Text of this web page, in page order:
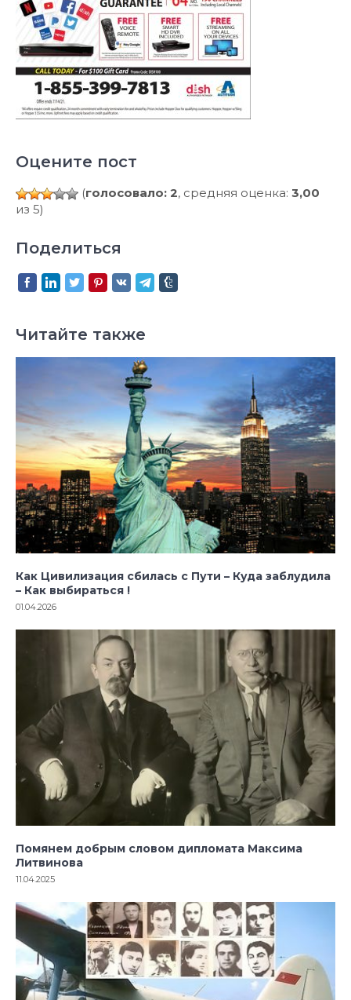
Оцените пост
(голосовало: 2, средняя оценка: 3,00
из 5)
Поделиться
Читайте также
Как Цивилизация сбилась с Пути – Куда заблудила
– Как выбираться !
01.04.2026
Помянем добрым словом дипломата Максима
Литвинова
11.04.2025